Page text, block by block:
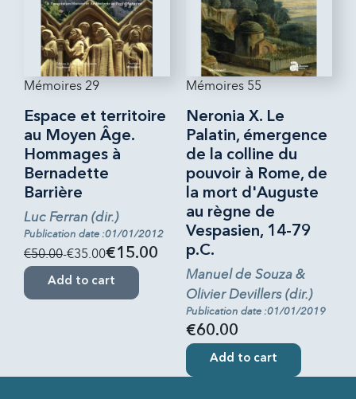
Mémoires 29
Espace et territoire
au Moyen Âge.
Hommages à
Bernadette
Barrière
Luc Ferran (dir.)
Publication date :01/01/2012
€50.00-€35.00€15.00
Add to cart
Mémoires 55
Neronia X. Le
Palatin, émergence
de la colline du
pouvoir à Rome, de
la mort d'Auguste
au règne de
Vespasien, 14-79
p.C.
Manuel de Souza &
Olivier Devillers (dir.)
Publication date :01/01/2019
€60.00
Add to cart